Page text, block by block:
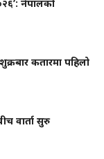
नेपालको
कतारमा पहिलो
वार्ता सुरु